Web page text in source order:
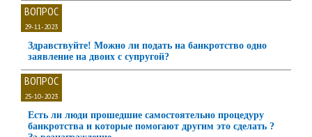
ВОПРОС
29-11-2023
Здравствуйте! Можно ли подать на банкротство одно
заявление на двоих с супругой?
ВОПРОС
25-10-2023
Есть ли люди прошедшие самостоятельно процедуру
банкротства и которые помогают другим это сделать ?